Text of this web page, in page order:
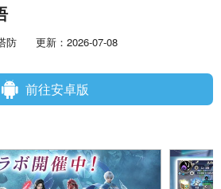
防 更新：2026-07-08
前往安卓版